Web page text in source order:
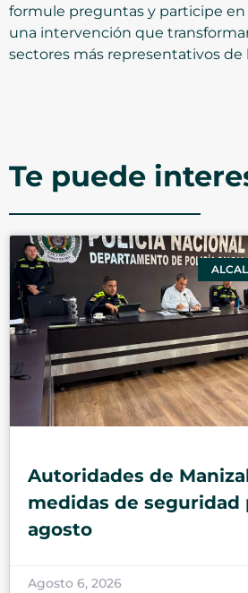
formule preguntas y participe
una intervención que
sectores más representativos de
Te puede
Autoridades de
medidas de seguridad
agosto
Agosto 6, 2026